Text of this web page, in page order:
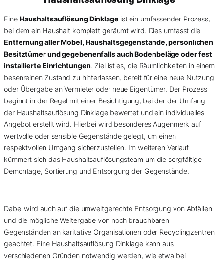
Eine Haushaltsauflösung Dinklage ist ein umfassender Prozess,
bei dem ein Haushalt komplett geräumt wird. Dies umfasst die
Entfernung aller Möbel, Haushaltsgegenstände, persönlichen
Besitztümer und gegebenenfalls auch Bodenbeläge oder fest
installierte Einrichtungen. Ziel ist es, die Räumlichkeiten in einem
besenreinen Zustand zu hinterlassen, bereit für eine neue Nutzung
oder Übergabe an Vermieter oder neue Eigentümer. Der Prozess
beginnt in der Regel mit einer Besichtigung, bei der der Umfang
der Haushaltsauflösung Dinklage bewertet und ein individuelles
Angebot erstellt wird. Hierbei wird besonderes Augenmerk auf
wertvolle oder sensible Gegenstände gelegt, um einen
respektvollen Umgang sicherzustellen. Im weiteren Verlauf
kümmert sich das Haushaltsauflösungsteam um die sorgfältige
Demontage, Sortierung und Entsorgung der Gegenstände.
Dabei wird auch auf die umweltgerechte Entsorgung von Abfällen
und die mögliche Weitergabe von noch brauchbaren
Gegenständen an karitative Organisationen oder Recyclingzentren
geachtet. Eine Haushaltsauflösung Dinklage kann aus
verschiedenen Gründen notwendig werden, wie etwa bei